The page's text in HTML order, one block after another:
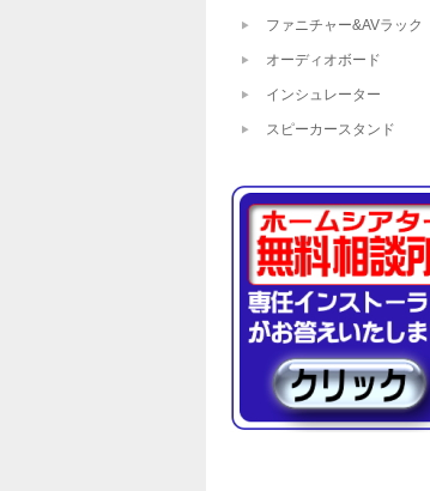
ファニチャー&AVラック
オーディオボード
インシュレーター
スピーカースタンド